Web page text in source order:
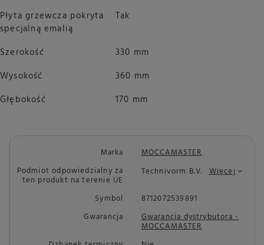
Płyta grzewcza pokryta
specjalną emalią
Tak
Szerokość
330 mm
Wysokość
360 mm
Głębokość
170 mm
Marka
MOCCAMASTER
Podmiot odpowiedzialny za
ten produkt na terenie UE
Technivorm B.V. Więcej
Symbol
8712072539891
Gwarancja
Gwarancja dystrybutora -
MOCCAMASTER